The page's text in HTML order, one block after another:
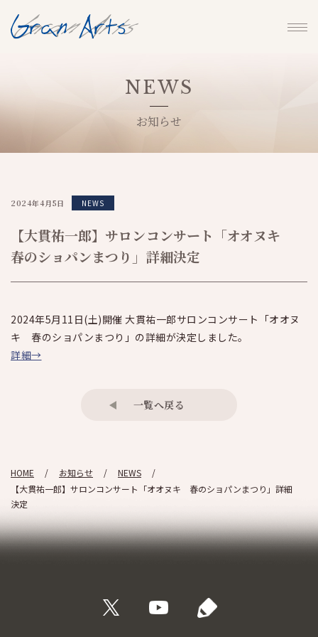
NEWS
お知らせ
2024年4月5日 NEWS
【大貫祐一郎】サロンコンサート「オオヌキ
春のショパンまつり」詳細決定
2024年5月11日(土)開催 大貫祐一郎サロンコンサート「オオヌ
キ 春のショパンまつり」の詳細が決定しました。
詳細→
一覧へ戻る
HOME お知らせ
NEWS
【大貫祐一郎】サロンコンサート「オオヌキ 春のショパンまつり」詳細
決定